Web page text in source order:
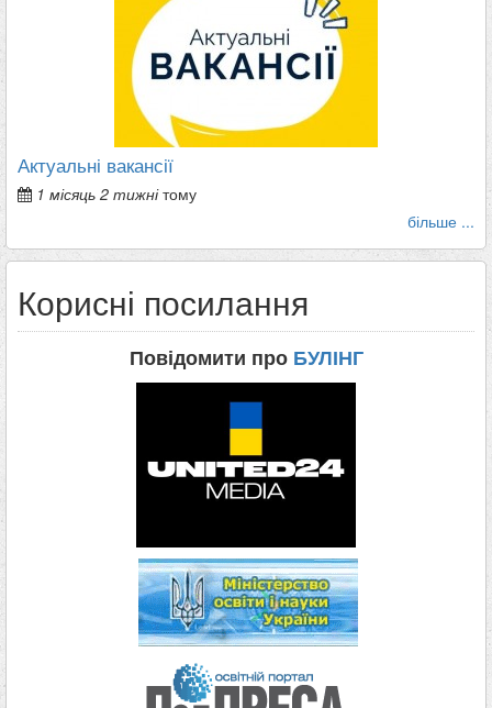
Актуальні вакансії
1 місяць 2 тижнітому
більше ...
Корисні посилання
Повідомити про БУЛІНГ